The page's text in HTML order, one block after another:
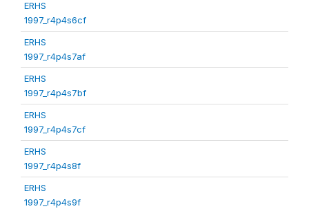
ERHS
1997_r4p4s6cf
ERHS
1997_r4p4s7af
ERHS
1997_r4p4s7bf
ERHS
1997_r4p4s7cf
ERHS
1997_r4p4s8f
ERHS
1997_r4p4s9f